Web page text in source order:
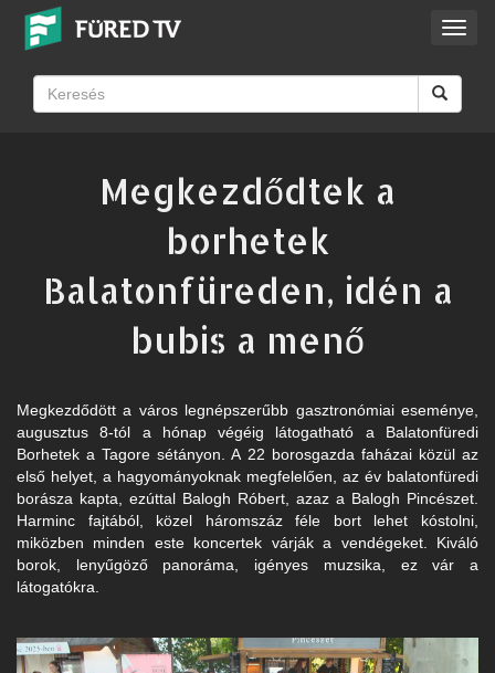
Megkezdődtek a
borhetek
Balatonfüreden, idén a
bubis a menő
Megkezdődött a város legnépszerűbb gasztronómiai eseménye,
augusztus 8-tól a hónap végéig látogatható a Balatonfüredi
Borhetek a Tagore sétányon. A 22 borosgazda faházai közül az
első helyet, a hagyományoknak megfelelően, az év balatonfüredi
borásza kapta, ezúttal Balogh Róbert, azaz a Balogh Pincészet.
Harminc fajtából, közel háromszáz féle bort lehet kóstolni,
miközben minden este koncertek várják a vendégeket. Kiváló
borok, lenyűgöző panoráma, igényes muzsika, ez vár a
látogatókra.